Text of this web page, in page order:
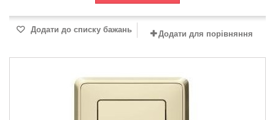
Додати до списку бажань Додати для порівняння